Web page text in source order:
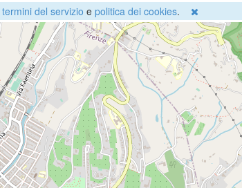
termini del servizio e politica dei cookies.